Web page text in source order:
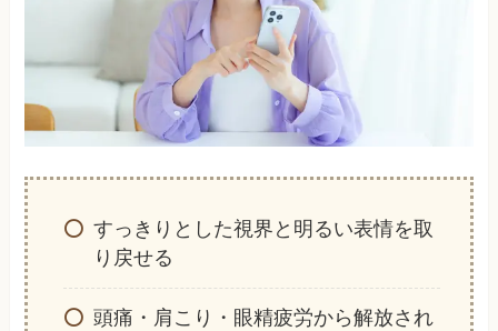
すっきりとした視界と明るい表情を取
り戻せる
頭痛・肩こり・眼精疲労から解放され